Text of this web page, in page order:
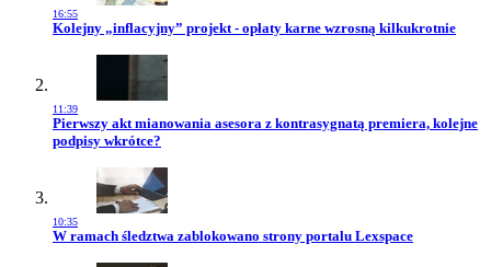
16:55
Przejdź do artykułu:
Kolejny „inflacyjny” projekt - opłaty karne wzrosną kilkukrotnie
11:39
Przejdź do artykułu:
Pierwszy akt mianowania asesora z kontrasygnatą premiera, kolejne
podpisy wkrótce?
10:35
Przejdź do artykułu:
W ramach śledztwa zablokowano strony portalu Lexspace